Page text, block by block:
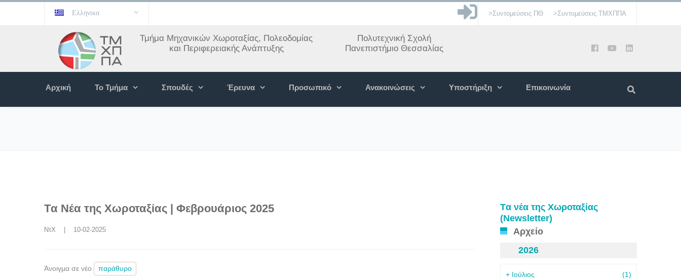
Ελληνικα >Συντομεύσεις ΠΘ >Συντομεύσεις ΤΜΧΠΠΑ
Τμήμα Μηχανικών Χωροταξίας, Πολεοδομίας
και Περιφερειακής Ανάπτυξης
Πολυτεχνική Σχολή
Πανεπιστήμιο Θεσσαλίας
Αρχική Το Τμήμα Σπουδές Έρευνα Προσωπικό Ανακοινώσεις Υποστήριξη Επικοινωνία
Tα Νέα της Χωροταξίας | Φεβρουάριος 2025
ΝτΧ
    |    10-02-2025
Άνοιγμα σε νέο παράθυρο
Tα νέα της Χωροταξίας
(Newsletter)
Αρχείο
2026
+ Ιούλιος
(1)